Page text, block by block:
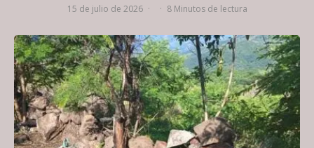
15 de julio de 2026 · · 8 Minutos de lectura